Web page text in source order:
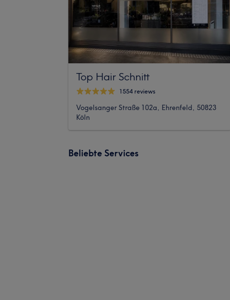
Top Hair Schnitt
1554 reviews
Vogelsanger Straße 102a, Ehrenfeld, 50823
Köln
Beliebte Services